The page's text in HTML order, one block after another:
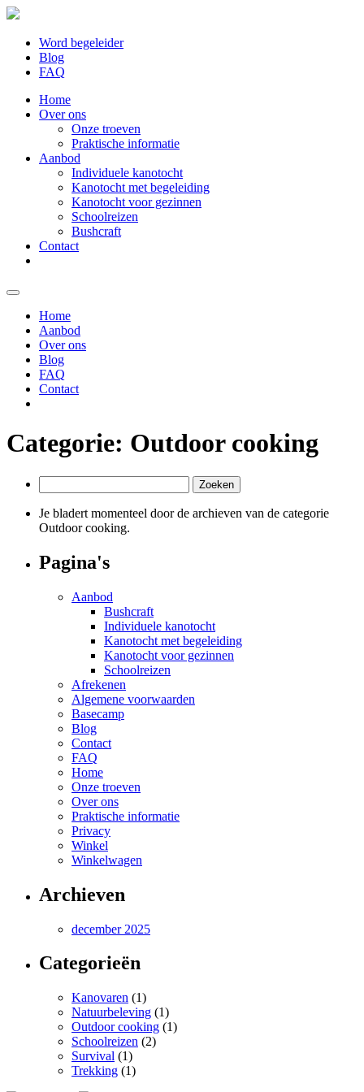
Word begeleider
Blog
FAQ
Home
Over ons
Onze troeven
Praktische informatie
Aanbod
Individuele kanotocht
Kanotocht met begeleiding
Kanotocht voor gezinnen
Schoolreizen
Bushcraft
Contact
Home
Aanbod
Over ons
Blog
FAQ
Contact
Categorie: Outdoor cooking
naar:
Je bladert momenteel door de archieven van de categorie
Outdoor cooking.
Pagina's
Aanbod
Bushcraft
Individuele kanotocht
Kanotocht met begeleiding
Kanotocht voor gezinnen
Schoolreizen
Afrekenen
Algemene voorwaarden
Basecamp
Blog
Contact
FAQ
Home
Onze troeven
Over ons
Praktische informatie
Privacy
Winkel
Winkelwagen
Archieven
december 2025
Categorieën
Kanovaren (1)
Natuurbeleving (1)
Outdoor cooking (1)
Schoolreizen (2)
Survival (1)
Trekking (1)